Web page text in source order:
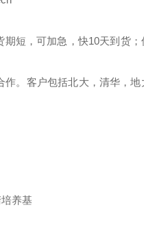
期短，可加急，快10天到货
。客户包括北大，清华，